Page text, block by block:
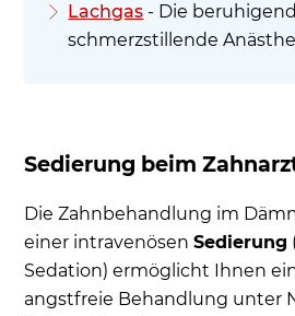
Lachgas - Die
schmerzstillende
Sedierung beim
Die Zahnbehandlung im
einer intravenösenSedierung
Sedation) ermöglicht Ihnen
angstfreie Behandlung unter